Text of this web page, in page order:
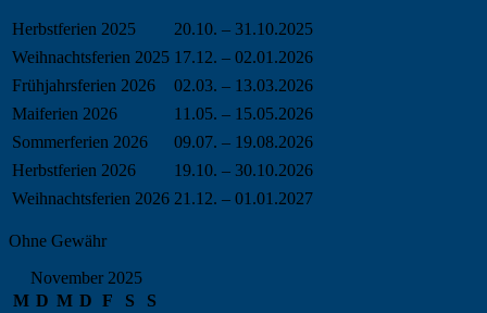
Herbstferien 2025
20.10. – 31.10.2025
Weihnachtsferien 2025 17.12. – 02.01.2026
Frühjahrsferien 2026
02.03. – 13.03.2026
Maiferien 2026
11.05. – 15.05.2026
Sommerferien 2026
09.07. – 19.08.2026
Herbstferien 2026
19.10. – 30.10.2026
Weihnachtsferien 2026 21.12. – 01.01.2027
Ohne Gewähr
November 2025
M D M D F S
S